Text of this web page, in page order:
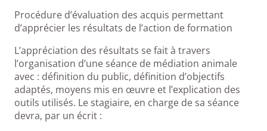
Procédure d’évaluation des acquis permettant
d’apprécier les résultats de l’action de formation
L’appréciation des résultats se fait à travers
l’organisation d’une séance de médiation animale
avec : définition du public, définition d’objectifs
adaptés, moyens mis en œuvre et l’explication des
outils utilisés. Le stagiaire, en charge de sa séance
devra, par un écrit :